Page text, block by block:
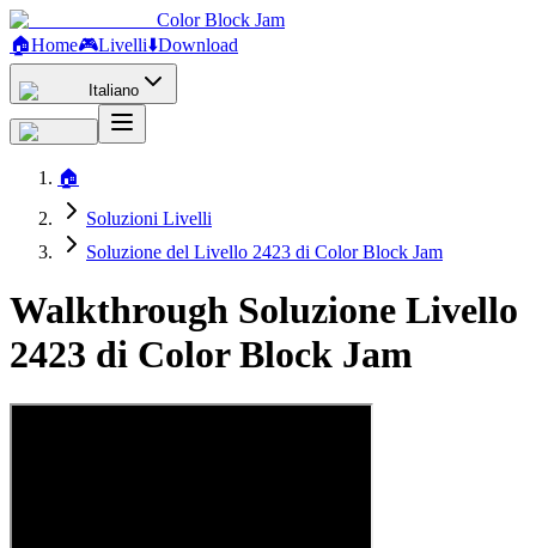
Color Block Jam
🏠Home🎮Livelli⬇️Download
Italiano
🏠
Soluzioni Livelli
Soluzione del Livello 2423 di Color Block Jam
Walkthrough Soluzione Livello
2423 di Color Block Jam